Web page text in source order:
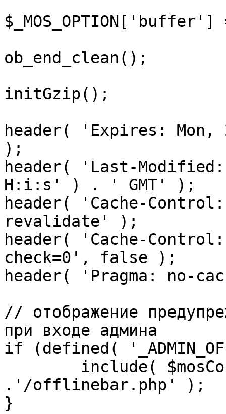
ob_end_clean();
initGzip();
header( 'Expires: Mon,
);
header( 'Last-
H:i:s' ) . ' GMT' );
header( 'Cache-
revalidate' );
header( 'Cache-
check=0', false );
header( 'Pragma: no-
// отображение
при входе админа
if (defined(
.'/offlinebar.php' );
}